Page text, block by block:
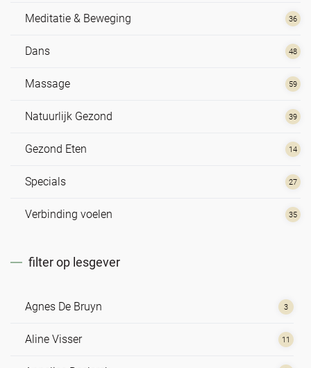
Meditatie & Beweging 36
Dans 48
Massage 59
Natuurlijk Gezond 39
Gezond Eten 14
Specials 27
Verbinding voelen 35
filter op lesgever
Agnes De Bruyn 3
Aline Visser 11